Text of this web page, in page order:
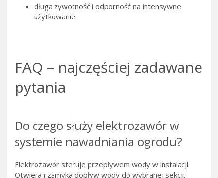
długa żywotność i odporność na intensywne
użytkowanie
FAQ – najczęściej zadawane
pytania
Do czego służy elektrozawór w
systemie nawadniania ogrodu?
Elektrozawór steruje przepływem wody w instalacji.
Otwiera i zamyka dopływ wody do wybranej sekcji,